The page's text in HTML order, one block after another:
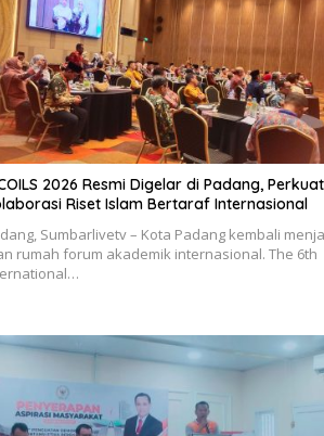
2026 Resmi Digelar di Padang, Perkuat
Riset Islam Bertaraf Internasional
Sumbarlivetv – Kota Padang kembali
rumah forum akademik internasional. The 6th